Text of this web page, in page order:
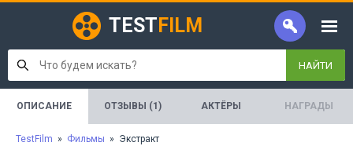
TEST FILM
НАЙТИ
ОПИСАНИЕ ОТЗЫВЫ (1) АКТЁРЫ НАГРАДЫ
TestFilm » Фильмы » Экстракт